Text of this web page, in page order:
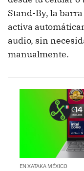
Stand-By, la
activa
audio, sin
manualmente.
EN XATAKA MÉXICO